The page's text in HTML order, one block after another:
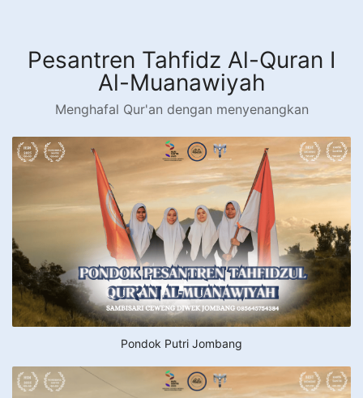
kontenPesantren Tahfidz Al-Quran I
Al-Muanawiyah
Menghafal Qur'an dengan menyenangkan
Pondok Putri Jombang